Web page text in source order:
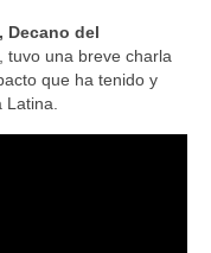
Decano del
, tuvo una breve charla
que ha tenido y